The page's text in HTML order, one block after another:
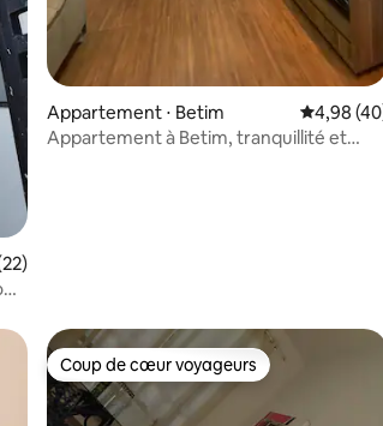
: 5 sur 5
moyenne sur la base de 22 commentaires :
Appartement ⋅ Betim
4,98
Appartement à Betim, tranquillité et
Coup de cœur voyageurs
Coup de cœur voyageurs